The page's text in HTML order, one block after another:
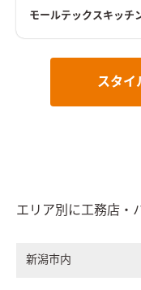
モールテックスキッチ
スタイ
エリア別に工務店・
新潟市内